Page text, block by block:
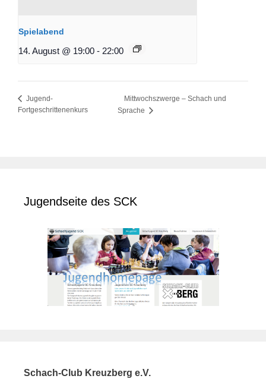
Spielabend
14. August @ 19:00 - 22:00
Jugend-
Fortgeschrittenenkurs
Mittwochszwerge – Schach und
Sprache
Jugendseite des SCK
Schach-Club Kreuzberg e.V.